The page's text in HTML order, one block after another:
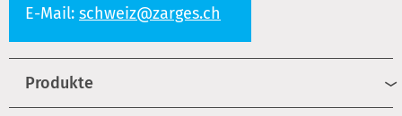
E-Mail: schweiz@zarges.ch
Produkte